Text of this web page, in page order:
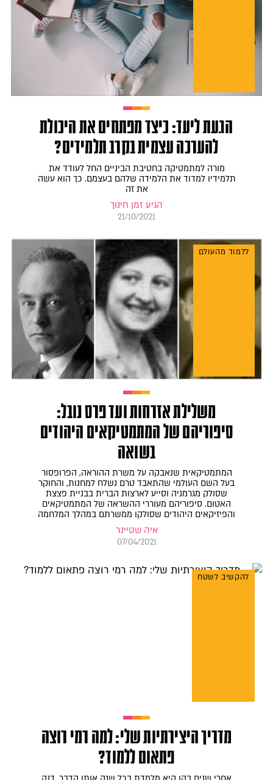
הגעת ליעד: כיצד מפתחים את היכולת
להערכה עצמית בקרב תלמידים?
מורה למתמטיקה בחטיבת הביניים החל לעודד את
תלמידיו למדוד את הלמידה שלהם בעצמם. כך הוא עשה
את זה
הגיע זמן חינוך
21/10/2021
ללמוד מהעולם
משלילת אזרחות ועד פרס נובל:
סיפוריהם של המתמטיקאים היהודים
בשואה
המתמטיקאית שנאבקה על משרת ההוראה, הפרופסור
בעל השם העולמי שהתאבד טרם נשלח למחנות, והחוקר
שסולק מגרמניה וסייע לארצות הברית בבניית פצצת
האטום. סיפוריהם מעוררי ההשראה של המתמטיקאים
והפיזיקאים היהודים שסולקו ממשרתם במהלך המלחמה
איה שטיינר
07/04/2021
להקשיב לשטח
מדריך היצירתיות שלי: למה רמי רוצה
פתאום ללמוד?